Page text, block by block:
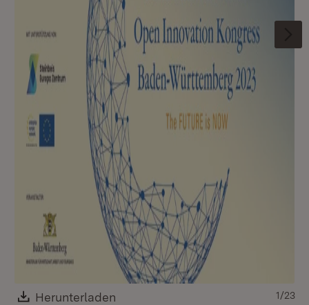
Download:
Herunterladen 1/23